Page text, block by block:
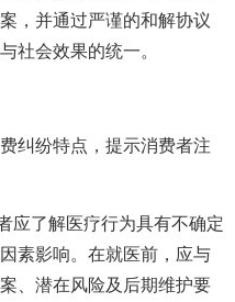
，并通过严谨的和解协议
社会效果的统一。
纷特点，提示消费者注
了解医疗行为具有不确定
素影响。在就医前，应与
、潜在风险及后期维护要